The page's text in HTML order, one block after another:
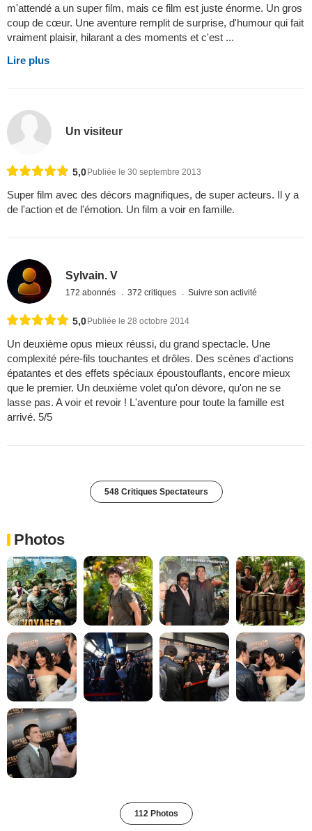
m'attendé a un super film, mais ce film est juste énorme. Un gros
coup de cœur. Une aventure remplit de surprise, d'humour qui fait
vraiment plaisir, hilarant a des moments et c'est ...
Lire plus
Un visiteur
5,0 Publiée le 30 septembre 2013
Super film avec des décors magnifiques, de super acteurs. Il y a
de l'action et de l'émotion. Un film a voir en famille.
Sylvain. V
172 abonnés 372 critiques Suivre son activité
5,0 Publiée le 28 octobre 2014
Un deuxième opus mieux réussi, du grand spectacle. Une
complexité pére-fils touchantes et drôles. Des scènes d'actions
épatantes et des effets spéciaux époustouflants, encore mieux
que le premier. Un deuxième volet qu'on dévore, qu'on ne se
lasse pas. A voir et revoir ! L'aventure pour toute la famille est
arrivé. 5/5
548 Critiques Spectateurs
Photos
112 Photos